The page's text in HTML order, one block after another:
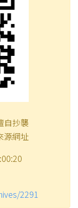
自抄襲
源網址
2291